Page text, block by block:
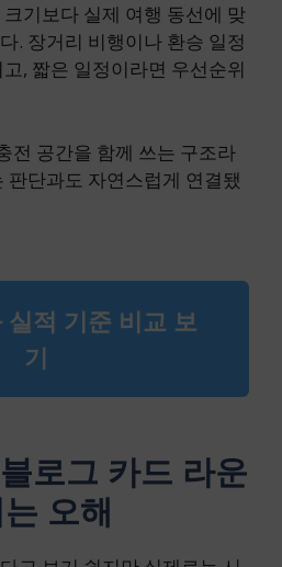
기보다 실제 여행 동선에 맞
. 장거리 비행이나 환승 일정
, 짧은 일정이라면 우선순위
전 공간을 함께 쓰는 구조라
판단과도 자연스럽게 연결됐
실적 기준 비교 보
기
로그 카드 라운
오해